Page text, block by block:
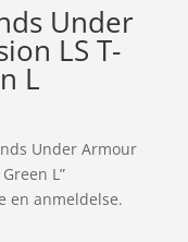
Under
LS T-
L
Under Armour
L”
en anmeldelse.